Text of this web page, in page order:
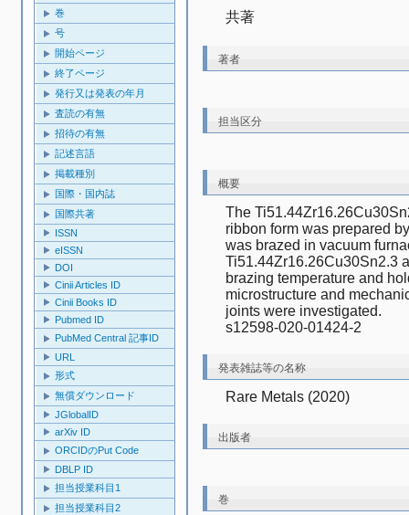
巻
号
開始ページ
終了ページ
発行又は発表の年月
査読の有無
招待の有無
記述言語
掲載種別
国際・国内誌
国際共著
ISSN
eISSN
DOI
Cinii Articles ID
Cinii Books ID
Pubmed ID
PubMed Central 記事ID
URL
形式
無償ダウンロード
JGlobalID
arXiv ID
ORCIDのPut Code
DBLP ID
担当授業科目1
担当授業科目2
共著
著者
担当区分
概要
The
ribbon form was prepared
was brazed in vacuum
Ti51.44Zr16.26Cu30Sn2.3
brazing temperature and
microstructure and
joints were investigated.
s12598-020-01424-2
発表雑誌等の名称
Rare Metals (2020)
出版者
巻